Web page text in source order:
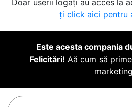
Doar userii logați au acces la
ți click aici pentru
Este acesta compania
Felicitări! Aă cum să
marketing